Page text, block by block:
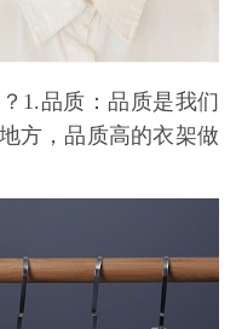
1.品质：品质是我们
方，品质高的衣架做